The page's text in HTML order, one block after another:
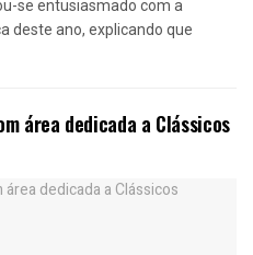
se entusiasmado com a
deste ano, explicando que
área dedicada a Clássicos